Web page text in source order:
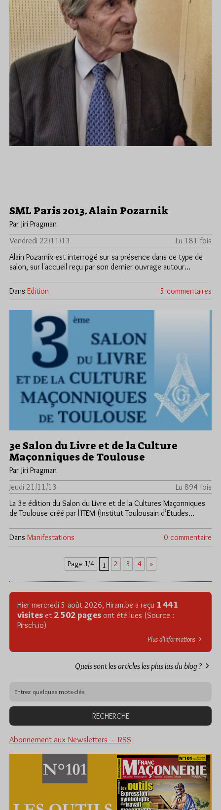
SML Paris 2013. Alain Pozarnik
Par Jiri Pragman
Vendredi 22/11/13
Lu 181 fois
Alain Pozarnik est interrogé sur sa présence dans ce type de
salon, sur l'accueil reçu par son dernier ouvrage autour…
Dans Edition 5 commentaires
3e Salon du Livre et de la Culture
Maçonniques de Toulouse
Par Jiri Pragman
Jeudi 21/11/13
Lu 894 fois
La 3e édition du Salon du Livre et de la Cultures Maçonniques
de Toulouse créé par l'ITEM (Institut Toulousain d’Etudes…
Dans Manifestations 0 commentaire
Page 1/4 1 2 3 4 »
Hier mercredi 5 août 2026, Hiram.be a reçu 1 441
visites et 2 502 pages ont été lues (Source :
Pirsch.io)
Plus d’informations
Quels sont les articles les plus lus du blog ?
Abonnement aux Newsletters - RSS